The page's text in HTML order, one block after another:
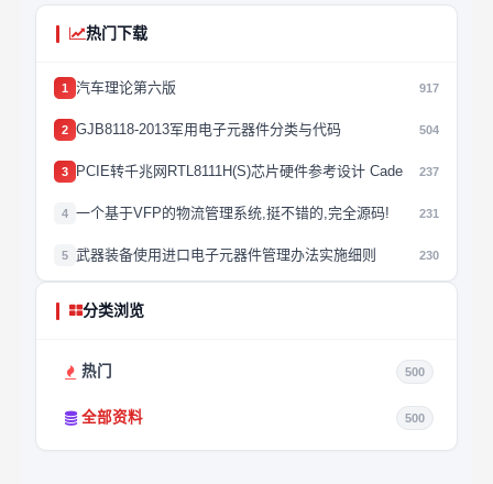
热门下载
1 汽车理论第六版 917
2 GJB8118-2013军用电子元器件分类与代码 504
3 PCIE转千兆网RTL8111H(S)芯片硬件参考设计 Cade 237
4 一个基于VFP的物流管理系统,挺不错的,完全源码! 231
5 武器装备使用进口电子元器件管理办法实施细则 230
分类浏览
热门 500
全部资料 500